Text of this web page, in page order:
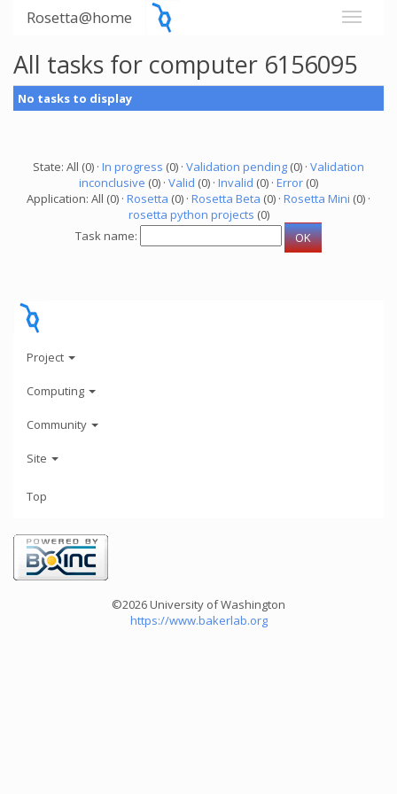
Rosetta@home
All tasks for computer 6156095
No tasks to display
State: All (0) · In progress (0) · Validation pending (0) · Validation
inconclusive (0) · Valid (0) · Invalid (0) · Error (0)
Application: All (0) · Rosetta (0) · Rosetta Beta (0) · Rosetta Mini (0) ·
rosetta python projects (0)
Task name:
Project
Computing
Community
Site
Top
©2026 University of Washington
https://www.bakerlab.org